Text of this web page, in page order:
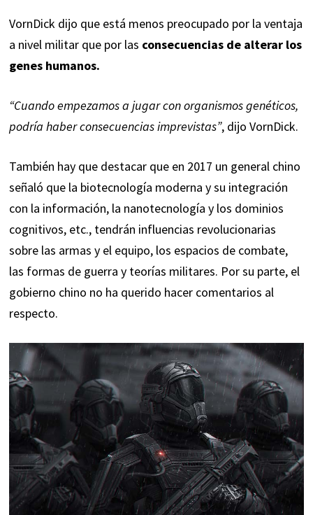
VornDick dijo que está menos preocupado por la ventaja
a nivel militar que por las consecuencias de alterar los
genes humanos.
“Cuando empezamos a jugar con organismos genéticos,
podría haber consecuencias imprevistas”, dijo VornDick.
También hay que destacar que en 2017 un general chino
señaló que la biotecnología moderna y su integración
con la información, la nanotecnología y los dominios
cognitivos, etc., tendrán influencias revolucionarias
sobre las armas y el equipo, los espacios de combate,
las formas de guerra y teorías militares. Por su parte, el
gobierno chino no ha querido hacer comentarios al
respecto.